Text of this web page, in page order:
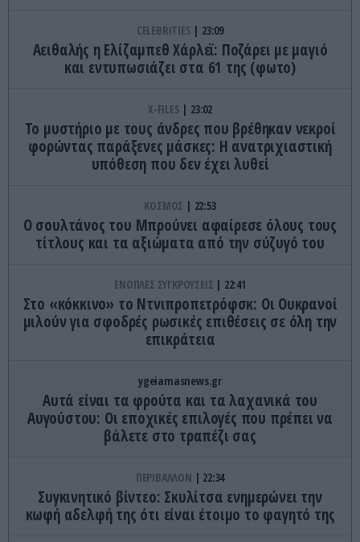
CELEBRITIES 23:09
Αειθαλής η Ελίζαμπεθ Χάρλεϊ: Ποζάρει με μαγιό
και εντυπωσιάζει στα 61 της (φωτο)
X-FILES 23:02
Το μυστήριο με τους άνδρες που βρέθηκαν νεκροί
φορώντας παράξενες μάσκες: Η ανατριχιαστική
υπόθεση που δεν έχει λυθεί
ΚΟΣΜΟΣ 22:53
Ο σουλτάνος του Μπρούνει αφαίρεσε όλους τους
τίτλους και τα αξιώματα από την σύζυγό του
ΕΝΟΠΛΕΣ ΣΥΓΚΡΟΥΣΕΙΣ 22:41
Στο «κόκκινο» το Ντνιπροπετρόφσκ: Οι Ουκρανοί
μιλούν για σφοδρές ρωσικές επιθέσεις σε όλη την
επικράτεια
ygeiamasnews.gr
Αυτά είναι τα φρούτα και τα λαχανικά του
Αυγούστου: Οι εποχικές επιλογές που πρέπει να
βάλετε στο τραπέζι σας
ΠΕΡΙΒΑΛΛΟΝ 22:34
Συγκινητικό βίντεο: Σκυλίτσα ενημερώνει την
κωφή αδελφή της ότι είναι έτοιμο το φαγητό της